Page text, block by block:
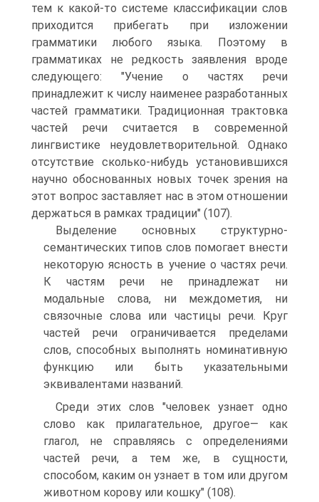
тем к какой-то системе классификации слов
приходится прибегать при изложении
грамматики любого языка. Поэтому в
грамматиках не редкость заявления вроде
следующего: "Учение о частях речи
принадлежит к числу наименее разработанных
частей грамматики. Традиционная трактовка
частей речи считается в современной
лингвистике неудовлетворительной. Однако
отсутствие сколько-нибудь установившихся
научно обоснованных новых точек зрения на
этот вопрос заставляет нас в этом отношении
держаться в рамках традиции" (107).
Выделение основных структурно-
семантических типов слов помогает внести
некоторую ясность в учение о частях речи.
К частям речи не принадлежат ни
модальные слова, ни междометия, ни
связочные слова или частицы речи. Круг
частей речи ограничивается пределами
слов, способных выполнять номинативную
функцию или быть указательными
эквивалентами названий.
Среди этих слов "человек узнает одно
слово как прилагательное, другое— как
глагол, не справляясь с определениями
частей речи, а тем же, в сущности,
способом, каким он узнает в том или другом
животном корову или кошку" (108).